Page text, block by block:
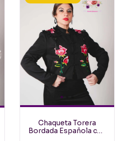
Chaqueta Torera
Bordada Española con